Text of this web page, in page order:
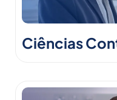
Ciências